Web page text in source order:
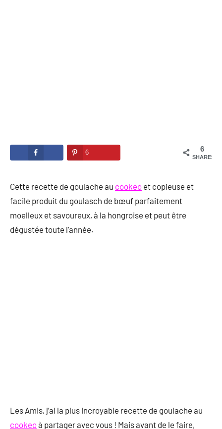
6
SHARES
6
Cette recette de goulache au cookeo et copieuse et
facile produit du goulasch de bœuf parfaitement
moelleux et savoureux, à la hongroise et peut être
dégustée toute l’année.
Les Amis, j’ai la plus incroyable recette de goulache au
cookeoà partager avec vous ! Mais avant de le faire,